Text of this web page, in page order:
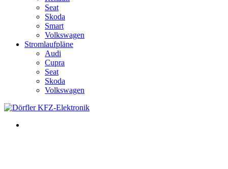
Seat
Skoda
Smart
Volkswagen
Stromlaufpläne
Audi
Cupra
Seat
Skoda
Volkswagen